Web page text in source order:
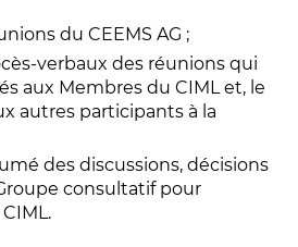
du CEEMS AG ;
verbaux des réunions qui
aux Membres du CIML et, le
autres participants à la
des discussions, décisions
consultatif pour